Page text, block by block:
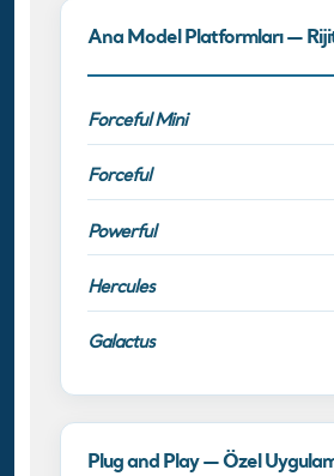
Ana Model Platformları —
Forceful Mini
Forceful
Powerful
Hercules
Galactus
Plug and Play — Özel